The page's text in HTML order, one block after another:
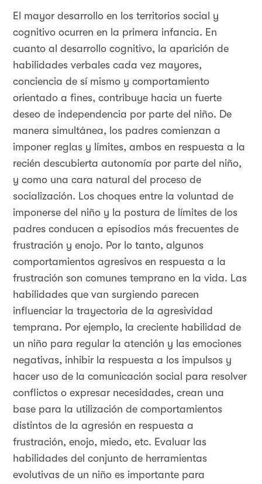
El mayor desarrollo en los territorios social y
cognitivo ocurren en la primera infancia. En
cuanto al desarrollo cognitivo, la aparición de
habilidades verbales cada vez mayores,
conciencia de sí mismo y comportamiento
orientado a fines, contribuye hacia un fuerte
deseo de independencia por parte del niño. De
manera simultánea, los padres comienzan a
imponer reglas y límites, ambos en respuesta a la
recién descubierta autonomía por parte del niño,
y como una cara natural del proceso de
socialización. Los choques entre la voluntad de
imponerse del niño y la postura de límites de los
padres conducen a episodios más frecuentes de
frustración y enojo. Por lo tanto, algunos
comportamientos agresivos en respuesta a la
frustración son comunes temprano en la vida. Las
habilidades que van surgiendo parecen
influenciar la trayectoria de la agresividad
temprana. Por ejemplo, la creciente habilidad de
un niño para regular la atención y las emociones
negativas, inhibir la respuesta a los impulsos y
hacer uso de la comunicación social para resolver
conflictos o expresar necesidades, crean una
base para la utilización de comportamientos
distintos de la agresión en respuesta a
frustración, enojo, miedo, etc. Evaluar las
habilidades del conjunto de herramientas
evolutivas de un niño es importante para